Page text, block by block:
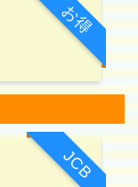
お得
JCB